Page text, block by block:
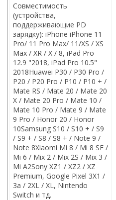
Совместимость
(устройства,
поддерживающие PD
зарядку): iPhone iPhone 11
Pro/ 11 Pro Max/ 11/XS / XS
Max / XR / X / 8, iPad Pro
12.9 "2018, iPad Pro 10.5"
2018Huawei P30 / P30 Pro /
P20 / P20 Pro / P10 / P10 + /
Mate RS / Mate 20 / Mate 20
X / Mate 20 Pro / Mate 10 /
Mate 10 Pro / Mate 9 / Mate
9 Pro / Honor 20 / Honor
10Samsung S10 / S10 + / S9
/ S9 + / S8 / S8 + / Note 9 /
Note 8Xiaomi Mi 8 / Mi 8 SE /
Mi 6 / Mix 2 / Mix 2S / Mix 3 /
Mi A2Sony XZ1 / XZ2 / XZ
Premium, Google Pixel 3X1 /
3a / 2XL / XL, Nintendo
Switch и тд.